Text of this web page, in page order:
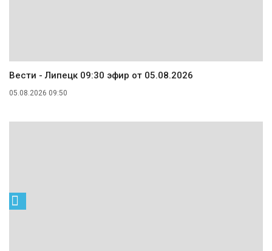
Вести - Липецк 09:30 эфир от 05.08.2026
05.08.2026 09:50